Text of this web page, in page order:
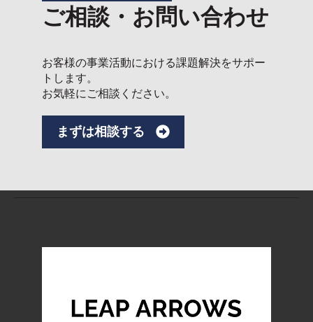
ご相談・お問い合わせ
お客様の事業活動における課題解決をサポー
トします。
お気軽にご相談ください。
まずは相談する